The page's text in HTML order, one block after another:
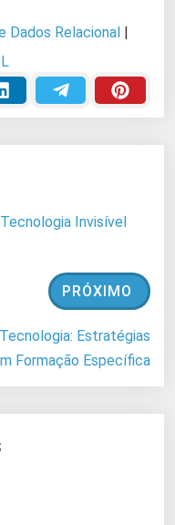
Dados Relacional |
Invisível
PRÓXIMO
Estratégias
Formação Específica